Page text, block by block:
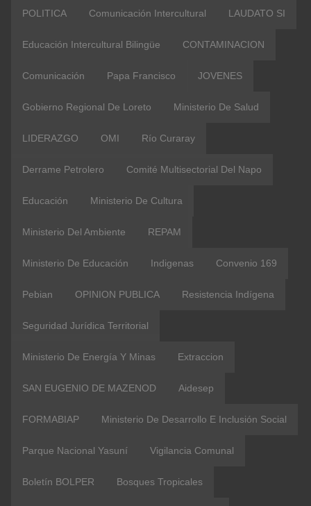
POLITICA Comunicación Intercultural LAUDATO SI
Educación Intercultural Bilingüe CONTAMINACION
Comunicación Papa Francisco JOVENES
Gobierno Regional De Loreto Ministerio De Salud
LIDERAZGO OMI Río Curaray
Derrame Petrolero Comité Multisectorial Del Napo
Educación Ministerio De Cultura
Ministerio Del Ambiente REPAM
Ministerio De Educación Indigenas Convenio 169
Pebian OPINION PUBLICA Resistencia Indígena
Seguridad Jurídica Territorial
Ministerio De Energía Y Minas Extraccion
SAN EUGENIO DE MAZENOD Aidesep
FORMABIAP Ministerio De Desarrollo E Inclusión Social
Parque Nacional Yasuní Vigilancia Comunal
Boletín BOLPER Bosques Tropicales